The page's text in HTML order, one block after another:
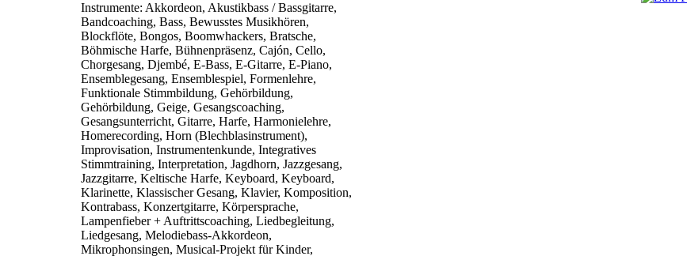
Instrumente: Akkordeon, Akustikbass / Bassgitarre,
Bandcoaching, Bass, Bewusstes Musikhören,
Blockflöte, Bongos, Boomwhackers, Bratsche,
Böhmische Harfe, Bühnenpräsenz, Cajón, Cello,
Chorgesang, Djembé, E-Bass, E-Gitarre, E-Piano,
Ensemblegesang, Ensemblespiel, Formenlehre,
Funktionale Stimmbildung, Gehörbildung,
Gehörbildung, Geige, Gesangscoaching,
Gesangsunterricht, Gitarre, Harfe, Harmonielehre,
Homerecording, Horn (Blechblasinstrument),
Improvisation, Instrumentenkunde, Integratives
Stimmtraining, Interpretation, Jagdhorn, Jazzgesang,
Jazzgitarre, Keltische Harfe, Keyboard, Keyboard,
Klarinette, Klassischer Gesang, Klavier, Komposition,
Kontrabass, Konzertgitarre, Körpersprache,
Lampenfieber + Auftrittscoaching, Liedbegleitung,
Liedgesang, Melodiebass-Akkordeon,
Mikrophonsingen, Musical-Projekt für Kinder,